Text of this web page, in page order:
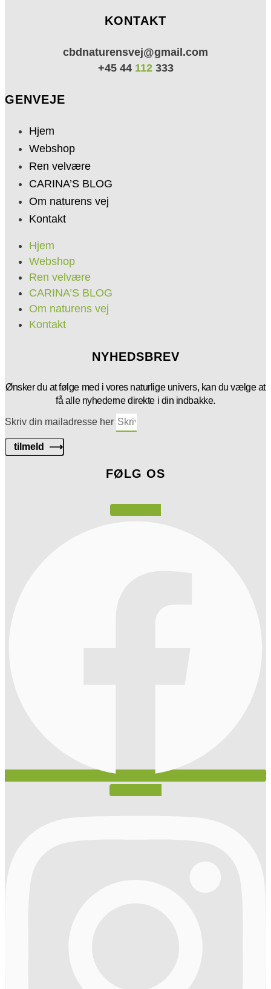
KONTAKT
cbdnaturensvej@gmail.com
+45 44 112333
GENVEJE
Hjem
Webshop
Ren velvære
CARINA’S BLOG
Om naturens vej
Kontakt
Hjem
Webshop
Ren velvære
CARINA’S BLOG
Om naturens vej
Kontakt
NYHEDSBREV
Ønsker du at følge med i vores naturlige univers, kan du vælge at
få alle nyhederne direkte i din indbakke.
Skriv din mailadresse her
tilmeld ⟶
FØLG OS